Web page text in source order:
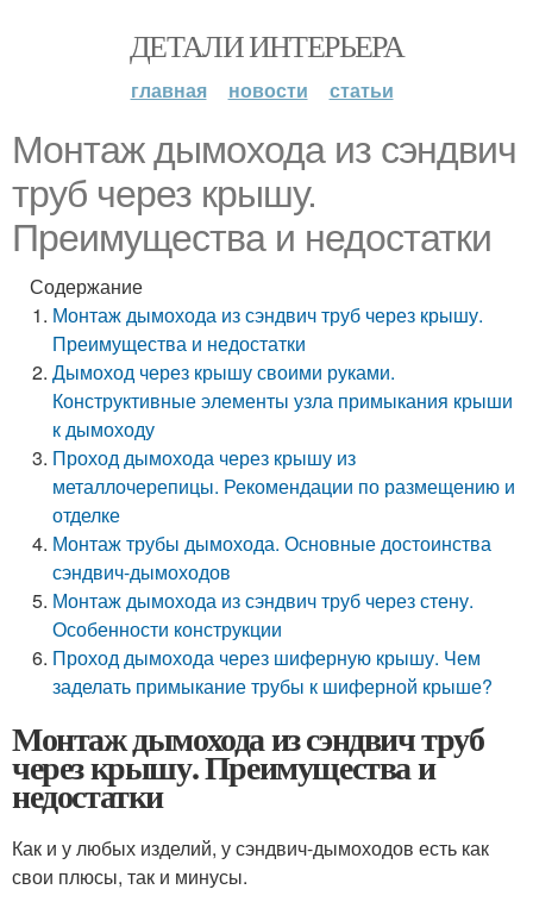
ДЕТАЛИ ИНТЕРЬЕРА
главная новости статьи
Монтаж дымохода из сэндвич
труб через крышу.
Преимущества и недостатки
Содержание
Монтаж дымохода из сэндвич труб через крышу.
Преимущества и недостатки
Дымоход через крышу своими руками.
Конструктивные элементы узла примыкания крыши
к дымоходу
Проход дымохода через крышу из
металлочерепицы. Рекомендации по размещению и
отделке
Монтаж трубы дымохода. Основные достоинства
сэндвич-дымоходов
Монтаж дымохода из сэндвич труб через стену.
Особенности конструкции
Проход дымохода через шиферную крышу. Чем
заделать примыкание трубы к шиферной крыше?
Монтаж дымохода из сэндвич труб
через крышу. Преимущества и
недостатки
Как и у любых изделий, у сэндвич-дымоходов есть как
свои плюсы, так и минусы.